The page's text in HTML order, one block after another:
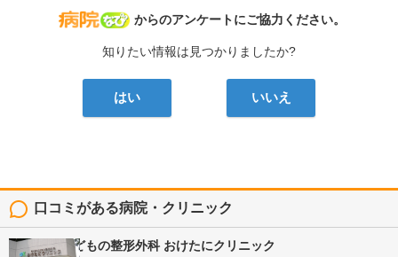
病院なび
からのアンケートにご協力ください。
知りたい情報は見つかりましたか?
はい いいえ
口コミがある病院・クリニック
おとなとこどもの整形外科 おけたにクリニック